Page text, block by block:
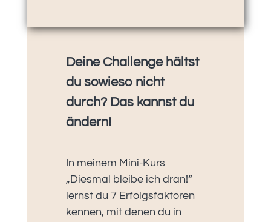
Deine Challenge hältst
du sowieso nicht
durch? Das kannst du
ändern!
In meinem Mini-Kurs
„Diesmal bleibe ich dran!“
lernst du 7 Erfolgsfaktoren
kennen, mit denen du in